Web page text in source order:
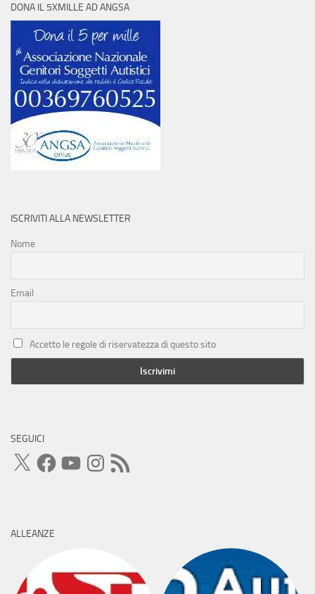
DONA IL 5XMILLE AD ANGSA
ISCRIVITI ALLA NEWSLETTER
Nome
Email
Accetto le regole di riservatezza di questo sito
SEGUICI
X FacebookYouTubeInstagram
Feed
RSS
ALLEANZE